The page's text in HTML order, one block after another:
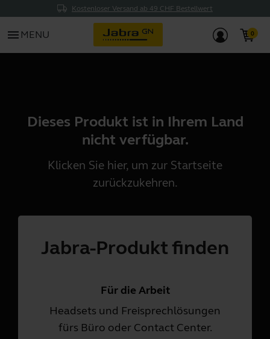
Kostenloser Versand ab 49 CHF Bestellwert
menu MENU
Dieses Produkt ist in Ihrem Land
nicht verfügbar.
Klicken Sie hier, um zur Startseite
zurückzukehren.
Jabra-Produkt finden
Für die Arbeit
Headsets und Freisprechlösungen
fürs Büro oder Contact Center.